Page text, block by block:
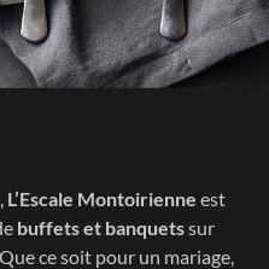
, L’Escale Montoirienne est
buffets et banquetssur
ce soit pour un mariage,